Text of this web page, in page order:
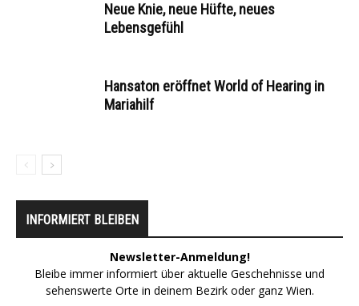
Neue Knie, neue Hüfte, neues
Lebensgefühl
Hansaton eröffnet World of Hearing in
Mariahilf
INFORMIERT BLEIBEN
Newsletter-Anmeldung!
Bleibe immer informiert über aktuelle Geschehnisse und
sehenswerte Orte in deinem Bezirk oder ganz Wien.